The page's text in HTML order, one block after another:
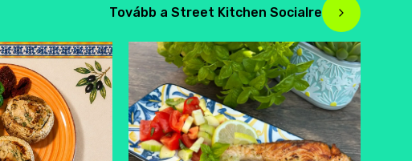
Tovább a Street Kitchen Socialre